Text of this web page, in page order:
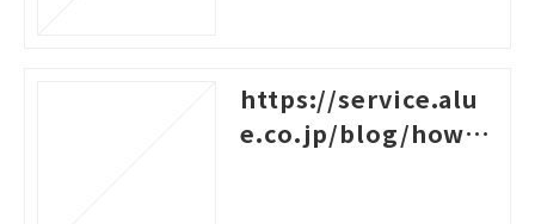
https://service.alu
e.co.jp/blog/how-t